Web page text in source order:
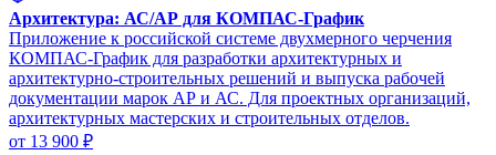
Архитектура: АС/АР для КОМПАС-График
Приложение к российской системе двухмерного черчения
КОМПАС-График для разработки архитектурных и
архитектурно-строительных решений и выпуска рабочей
документации марок АР и АС. Для проектных организаций,
архитектурных мастерских и строительных отделов.
от 13 900 ₽